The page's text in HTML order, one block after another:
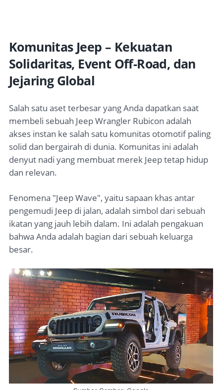
Komunitas Jeep – Kekuatan
Solidaritas, Event Off-Road, dan
Jejaring Global
Salah satu aset terbesar yang Anda dapatkan saat
membeli sebuah Jeep Wrangler Rubicon adalah
akses instan ke salah satu komunitas otomotif paling
solid dan bergairah di dunia. Komunitas ini adalah
denyut nadi yang membuat merek Jeep tetap hidup
dan relevan.
Fenomena "Jeep Wave", yaitu sapaan khas antar
pengemudi Jeep di jalan, adalah simbol dari sebuah
ikatan yang jauh lebih dalam. Ini adalah pengakuan
bahwa Anda adalah bagian dari sebuah keluarga
besar.